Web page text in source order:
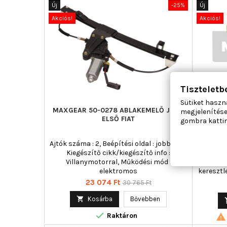
-25%
Új
Akciós!
MAXGEAR 50-0278 ABLAKEMELŐ JOBB
ELSŐ FIAT
Ajtók száma : 2, Beépítési oldal : jobb első,
Kiegészítő cikk/kiegészítő info :
Villanymotorral, Működési mód :
elektromos
Ár
23 074 Ft Normál
30 765 Ft
 Kosárba Bővebben
 Raktáron
Új
Akciós!
21,0,

Sütiket
gombra